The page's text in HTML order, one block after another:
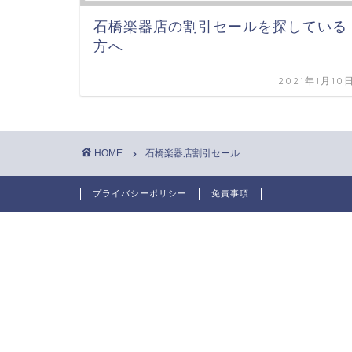
石橋楽器店の割引セールを探している
方へ
2021年1月10
HOME 石橋楽器店割引セール
プライバシーポリシー 免責事項